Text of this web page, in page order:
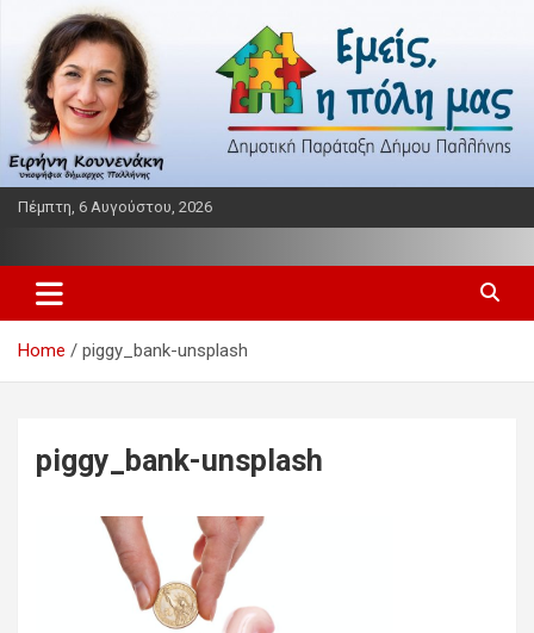
content
Πέμπτη, 6 Αυγούστου, 2026
Εμείς η πόλη μας
Home piggy_bank-unsplash
piggy_bank-unsplash